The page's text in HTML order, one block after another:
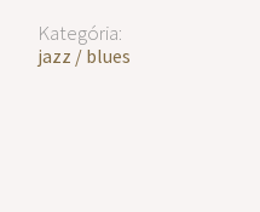
Kategória:
jazz / blues